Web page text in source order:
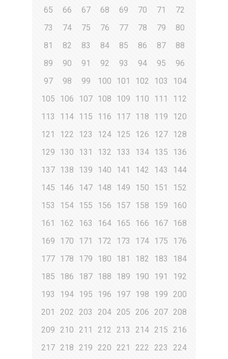
65
66 67 68 69 70 71
72
73
74 75 76 77 78 79
80
81
82 83 84 85 86 87
88
89
90 91 92 93 94 95
96
97
98 99 100 101 102 103
104
105
106 107 108 109 110 111
112
113
114 115 116 117 118 119
120
121
122 123 124 125 126 127 128
129
130 131 132 133 134 135
136
137 138 139 140 141 142 143
144
145
146 147 148 149 150 151
152
153
154 155 156 157 158 159
160
161
162 163 164 165 166 167 168
169
170 171 172 173 174 175
176
177 178 179 180 181 182 183
184
185
186 187 188 189 190 191
192
193
194 195 196 197 198 199
200
201
202 203 204 205 206 207 208
209
210 211 212 213 214 215
216
217 218 219 220 221 222 223
224